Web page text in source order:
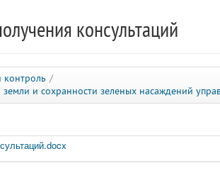
консультаций
контроль /
и сохранности зеленых насаждений